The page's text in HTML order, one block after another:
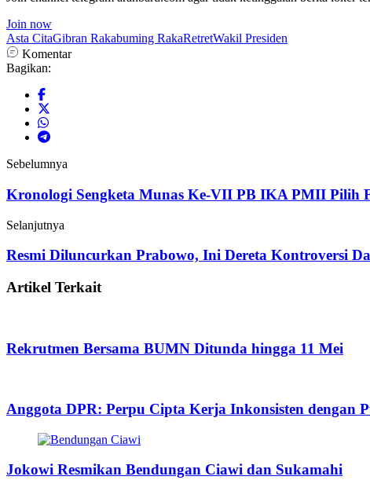
Join now
Asta CitaGibran Rakabuming RakaRetretWakil Presiden
Komentar
Bagikan:
Sebelumnya
Kronologi Sengketa Munas Ke-VII PB IKA PMII Pilih
Selanjutnya
Resmi Diluncurkan Prabowo, Ini Dereta Kontroversi
Artikel Terkait
Rekrutmen Bersama BUMN Ditunda hingga 11 Mei
Anggota DPR: Perpu Cipta Kerja Inkonsisten dengan
Jokowi Resmikan Bendungan Ciawi dan Sukamahi